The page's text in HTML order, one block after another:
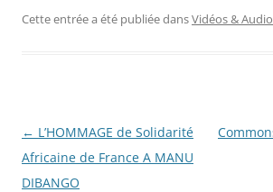
Cette entrée a été publiée dansVidéos &
Navigation
des
articles
← L’HOMMAGE de Solidarité
Africaine de France A MANU
DIBANGO